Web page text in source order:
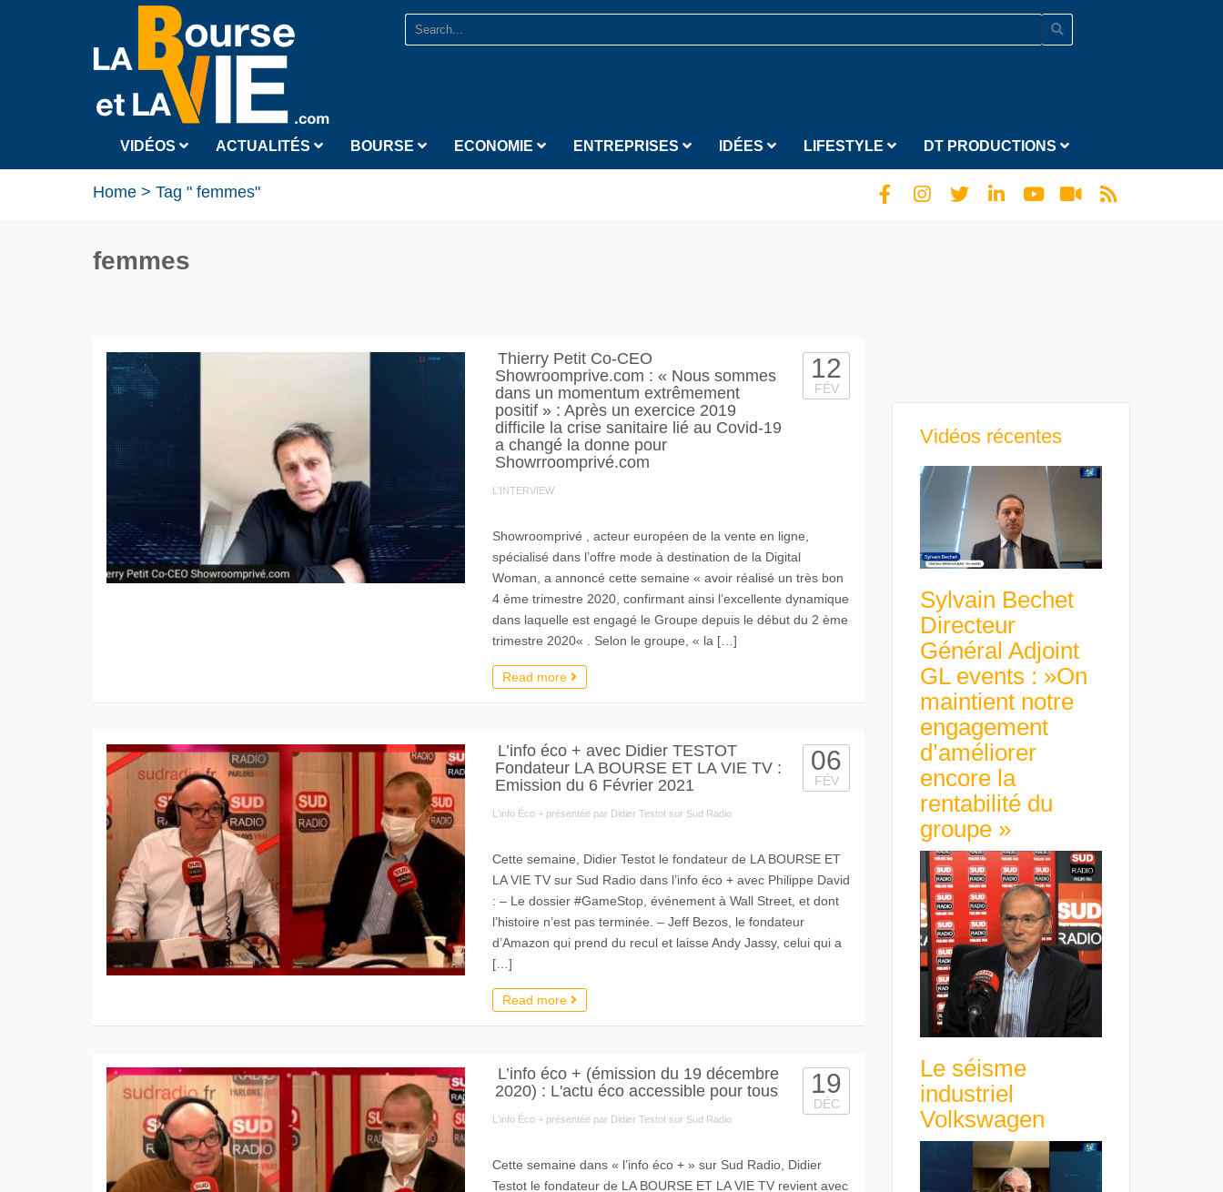
VIDÉOS ACTUALITÉS BOURSE ECONOMIE ENTREPRISES IDÉES LIFESTYLE DT PRODUCTIONS
Home > Tag " femmes"
femmes
Thierry Petit Co-CEO
Showroomprive.com : « Nous sommes
dans un momentum extrêmement
positif » : Après un exercice 2019
difficile la crise sanitaire lié au Covid-19
a changé la donne pour
Showrroomprivé.com
L'INTERVIEW
12
FÉV
Showroomprivé , acteur européen de la vente en ligne,
spécialisé dans l’offre mode à destination de la Digital
Woman, a annoncé cette semaine « avoir réalisé un très bon
4 ème trimestre 2020, confirmant ainsi l’excellente dynamique
dans laquelle est engagé le Groupe depuis le début du 2 ème
trimestre 2020« . Selon le groupe, « la […]
Read more
L’info éco + avec Didier TESTOT
Fondateur LA BOURSE ET LA VIE TV :
Emission du 6 Février 2021
L'info Éco + présentée par Didier Testot sur Sud Radio
06
FÉV
Cette semaine, Didier Testot le fondateur de LA BOURSE ET
LA VIE TV sur Sud Radio dans l’info éco + avec Philippe David
: – Le dossier #GameStop​, événement à Wall Street, et dont
l’histoire n’est pas terminée. – Jeff Bezos, le fondateur
d’Amazon qui prend du recul et laisse Andy Jassy, celui qui a
[…]
Read more
L’info éco + (émission du 19 décembre
2020) : L'actu éco accessible pour tous
L'info Éco + présentée par Didier Testot sur Sud Radio
19
DÉC
Cette semaine dans « l’info éco + » sur Sud Radio, Didier
Testot le fondateur de LA BOURSE ET LA VIE TV revient avec
Vidéos récentes
Sylvain Bechet
Directeur
Général Adjoint
GL events : »On
maintient notre
engagement
d’améliorer
encore la
rentabilité du
groupe »
Le séisme
industriel
Volkswagen